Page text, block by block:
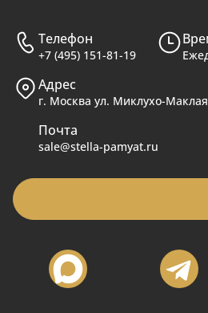
Телефон
+7 (495) 151-81-19
Адрес
г. Москва ул. Миклухо-
Почта
sale@stella-pamyat.ru